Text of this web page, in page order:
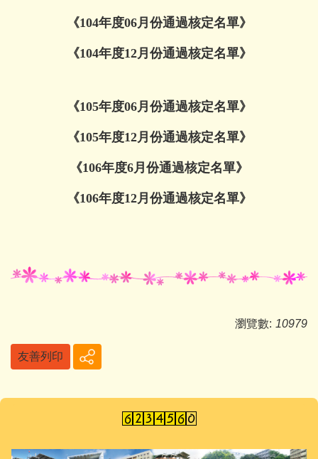
《104年度06月份通過核定名單》
《104年度12月份通過核定名單》
《105年度06月份通過核定名單》
《105年度12月份通過核定名單》
《106年度6月份通過核定名單》
《106年度12月份通過核定名單》
瀏覽數: 10979
友善列印